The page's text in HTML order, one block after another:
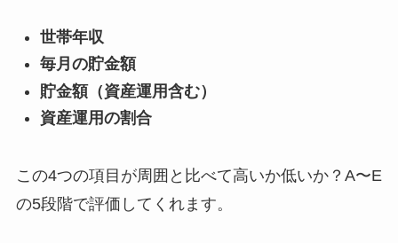
世帯年収
毎月の貯金額
貯金額（資産運用含む）
資産運用の割合
この4つの項目が周囲と比べて高いか低いか？A〜E
の5段階で評価してくれます。